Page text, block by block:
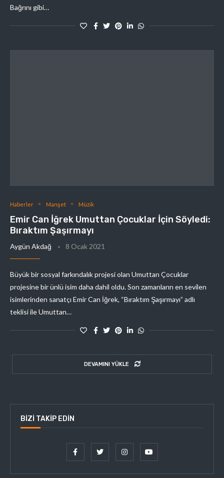
Bağrını gibi…
Haberler Manşet Müzik
Emir Can İğrek Umuttan Çocuklar İçin Söyledi:
Bıraktım Şaşırmayı
Aygün Akdağ 8 Ocak 2021
Büyük bir sosyal farkındalık projesi olan Umuttan Çocuklar
projesine bir ünlü isim daha dahil oldu. Son zamanların en sevilen
isimlerinden sanatçı Emir Can İğrek, “Bıraktım Şaşırmayı” adlı
teklisi ile Umuttan…
DEVAMINI YÜKLE
BIZI TAKIP EDIN